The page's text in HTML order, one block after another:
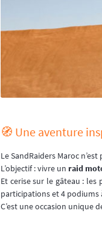
🧭 Une aventure
Le SandRaiders Maroc
L’objectif : vivre un raid
Et cerise sur le gâteau :
participations et 4 podiums
C’est une occasion unique